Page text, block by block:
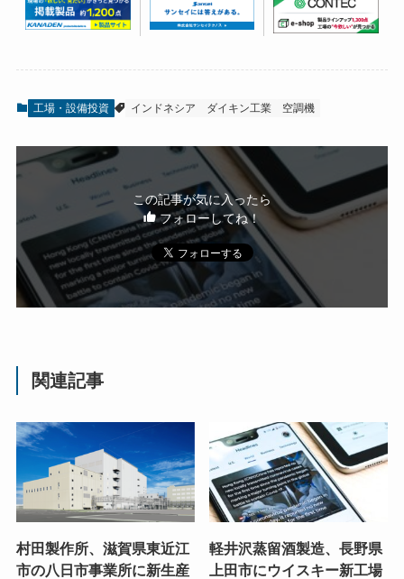
工場・設備投資 インドネシア ダイキン工業 空調機
この記事が気に入ったら
フォローしてね！
関連記事
村田製作所、滋賀県東近江
市の八日市事業所に新生産
軽井沢蒸留酒製造、長野県
上田市にウイスキー新工場